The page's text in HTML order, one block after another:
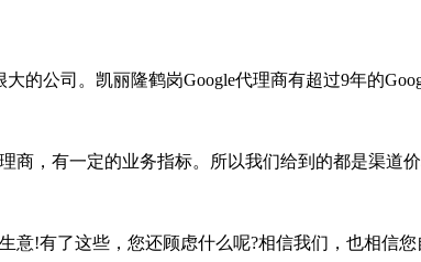
的公司。凯丽隆鹤岗Google代理商有超过9年的
，有一定的业务指标。所以我们给到的都是渠道
意!有了这些，您还顾虑什么呢?相信我们，也相信您